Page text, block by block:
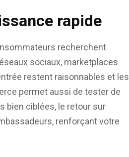
rapide
recherchent
sociaux, marketplaces
restent raisonnables et les
permet aussi de tester de
bien ciblées, le retour sur
renforçant votre